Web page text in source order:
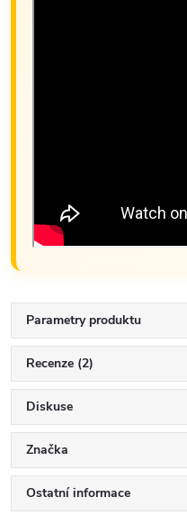
Parametry produktu
Recenze (2)
Diskuse
Značka
Ostatní informace